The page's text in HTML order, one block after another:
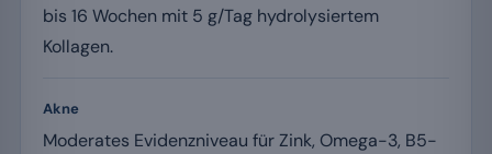
bis 16 Wochen mit 5 g/Tag hydrolysiertem
Kollagen.
Akne
Moderates Evidenzniveau für Zink, Omega-3, B5-